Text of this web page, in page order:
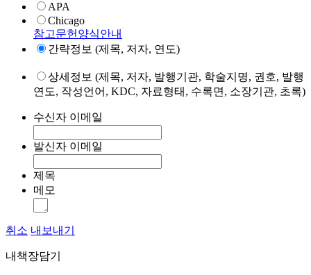
APA
Chicago
참고문헌양식안내
간략정보 (제목, 저자, 연도)
상세정보 (제목, 저자, 발행기관, 학술지명, 권호, 발행
연도, 작성언어, KDC, 자료형태, 수록면, 소장기관, 초록)
수신자 이메일
발신자 이메일
제목
메모
취소 내보내기
내책장담기